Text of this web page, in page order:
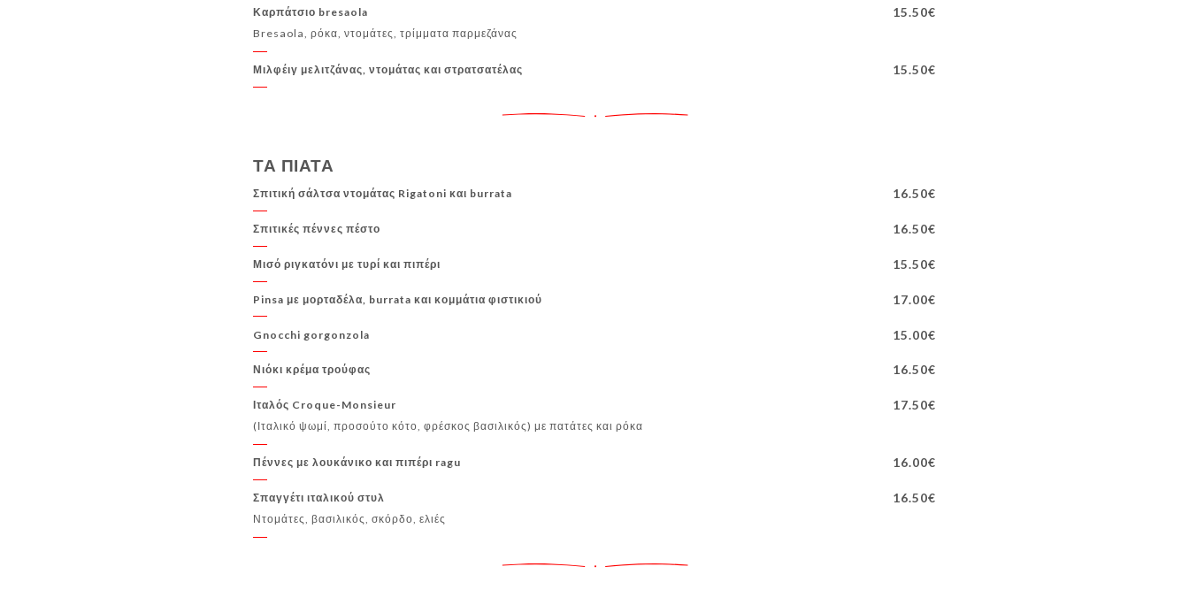
Καρπάτσιο bresaola 15.50€
Bresaola, ρόκα, ντομάτες, τρίμματα παρμεζάνας
Μιλφέιγ μελιτζάνας, ντομάτας και στρατσατέλας 15.50€
ΤΑ ΠΙΑΤΑ
Σπιτική σάλτσα ντομάτας Rigatoni και burrata 16.50€
Σπιτικές πέννες πέστο 16.50€
Μισό ριγκατόνι με τυρί και πιπέρι 15.50€
Pinsa με μορταδέλα, burrata και κομμάτια φιστικιού 17.00€
Gnocchi gorgonzola 15.00€
Νιόκι κρέμα τρούφας 16.50€
Ιταλός Croque-Monsieur 17.50€
(Ιταλικό ψωμί, προσούτο κότο, φρέσκος βασιλικός) με πατάτες και ρόκα
Πέννες με λουκάνικο και πιπέρι ragu 16.00€
Σπαγγέτι ιταλικού στυλ 16.50€
Ντομάτες, βασιλικός, σκόρδο, ελιές